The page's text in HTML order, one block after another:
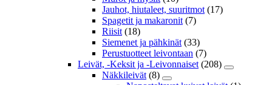
Jauhot, hiutaleet, suuritmot (17)
Spagetit ja makaronit (7)
Riisit (18)
Siemenet ja pähkinät (33)
Perustuotteet leivontaan (7)
Leivät, -Keksit ja -Leivonnaiset (208)
Näkkileivät (8)